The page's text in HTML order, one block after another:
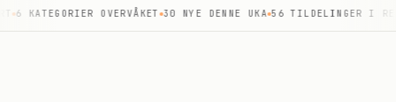
6 KATEGORIER OVERVÅKET 30 NYE DENNE UKA 56 TILDELINGER I